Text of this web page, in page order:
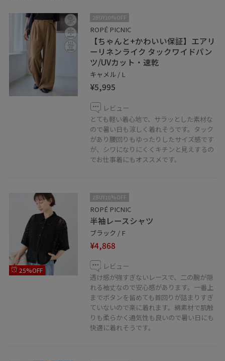
2BUY10%OFF
ROPÉ PICNIC
【ちゃんと+かわいい保証】エアリ
ーリネンライク タックワイドパン
ツ/UVカット・速乾
キャメル / L
¥5,995
レビュー
とても軽い着心地で、サラッとした素材な
ので暑い日も涼しく着れそうです。タック
があり腰回りもゆったりしたサイズ感です
が、シワになりにくくキチンと見えするの
でお仕事着にもオススメです。
25%OFF
2BUY10%OFF
ROPÉ PICNIC
半袖レースシャツ
ブラック / F
¥4,868
レビュー
透け感が強すぎないレースで、二の腕が隠
れる袖丈なので安心感があります。一番上
までボタンを留めても首回りが詰まりすぎ
ていないので楽に着れます。綿素材で肌触
りも柔らかく通気性も良いので暑い日にも
快適に着れそうです。